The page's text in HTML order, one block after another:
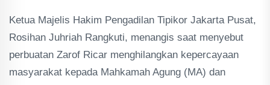
Ketua Majelis Hakim Pengadilan Tipikor Jakarta Pusat,
Rosihan Juhriah Rangkuti, menangis saat menyebut
perbuatan Zarof Ricar menghilangkan kepercayaan
masyarakat kepada Mahkamah Agung (MA) dan